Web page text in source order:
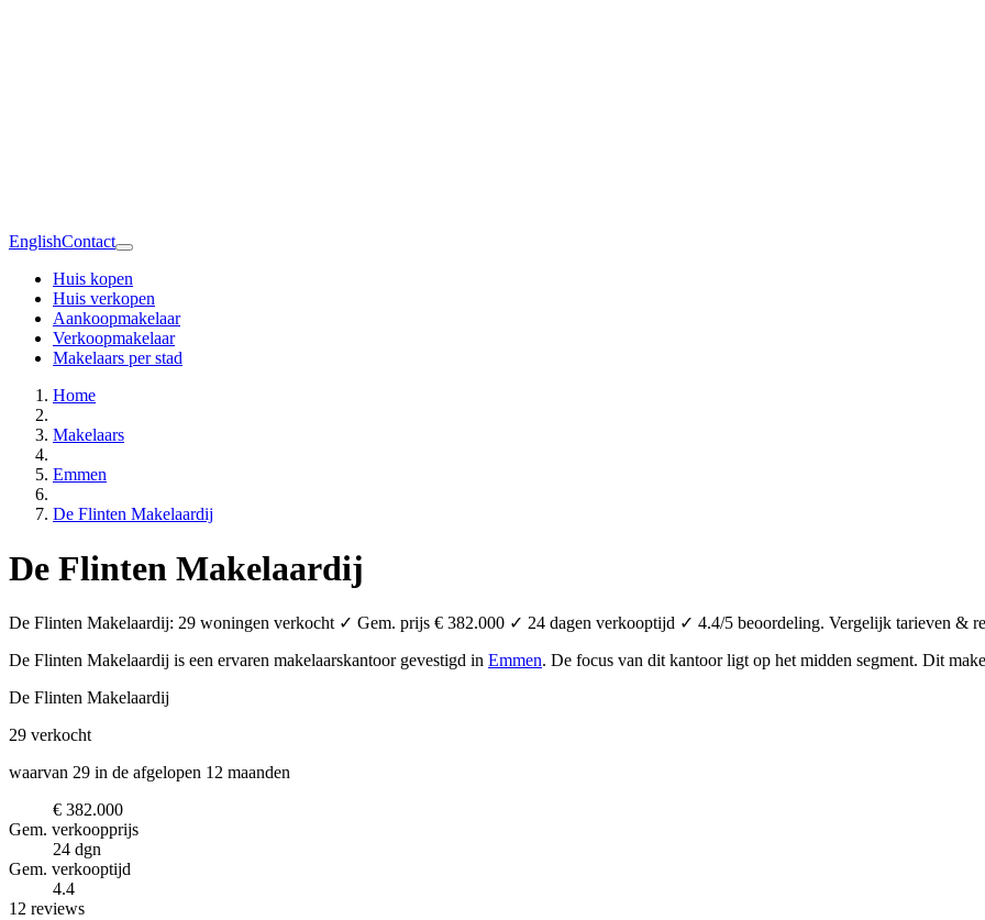
EnglishContact
Huis kopen
Huis verkopen
Aankoopmakelaar
Verkoopmakelaar
Makelaars per stad
Home
Makelaars
Emmen
De Flinten Makelaardij
De Flinten Makelaardij
De Flinten Makelaardij: 29 woningen verkocht ✓ Gem. prijs € 382.000 ✓ 24 dagen verkooptijd ✓ 4.4/5 beoordeling. Vergelijk tarieven &
De Flinten Makelaardij is een ervaren makelaarskantoor gevestigd in Emmen. De focus van dit kantoor ligt op het midden segment. Dit
De Flinten Makelaardij
29 verkocht
waarvan 29 in de afgelopen 12 maanden
€ 382.000
Gem. verkoopprijs
24 dgn
Gem. verkooptijd
4.4
12 reviews